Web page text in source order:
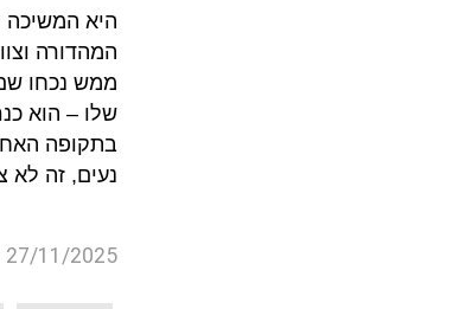
היא המשיכה
המהדורה
ממש נכחו
שלו – הוא
נעים, זה לא
27/11/2025